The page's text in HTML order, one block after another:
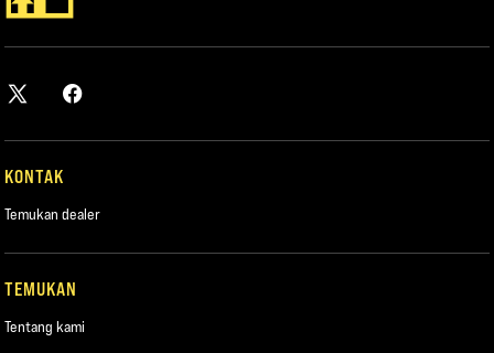
Baterai timah asam Teknologi daya tingkat lanjut
Baterai Litium Ion
Sel bahan bakar hidrogen
UNDUH LAPORAN RESMI
KONTAK
Temukan dealer
TEMUKAN
Tentang kami